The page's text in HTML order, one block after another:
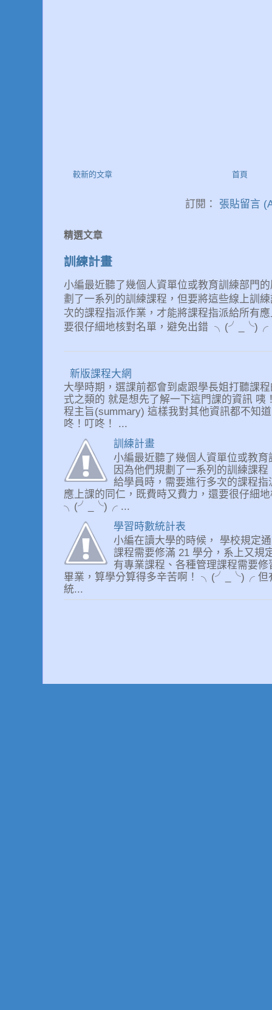
較新的文章 首頁
訂閱： 張貼留言
精選文章
訓練計畫
小編最近聽了幾個人資單位或教育訓練部門
劃了一系列的訓練課程，但要將這些線上訓
次的課程指派作業，才能將課程指派給所有
要很仔細地核對名單，避免出錯 ╮(╯_╰)╭
新版課程大網
大學時期，選課前都會到處跟學長姐打聽課
式之類的 就是想先了解一下這門課的資訊 咦
程主旨(summary) 這樣我對其他資訊都不知
咚！叮咚！ ...
訓練計畫
小編最近聽了幾個人資單位或教
因為他們規劃了一系列的訓練課
給學員時，需要進行多次的課程
應上課的同仁，既費時又費力，還要很仔細
╮(╯_╰)╭ ...
學習時數統計表
小編在讀大學的時候， 學校規定
課程需要修滿 21 學分，系上又規
有專業課程、各種管理課程需要
畢業，算學分算得多辛苦啊！ ╮(╯_╰)╭ 但
統...